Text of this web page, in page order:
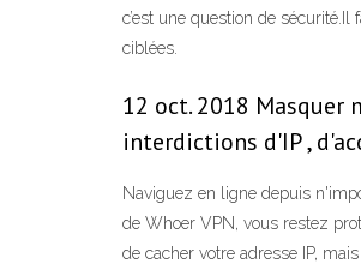
c’est une question de
ciblées.
12 oct. 2018 Masquer
interdictions d'IP ,
Naviguez en ligne depuis
de Whoer VPN, vous restez
de cacher votre adresse IP,